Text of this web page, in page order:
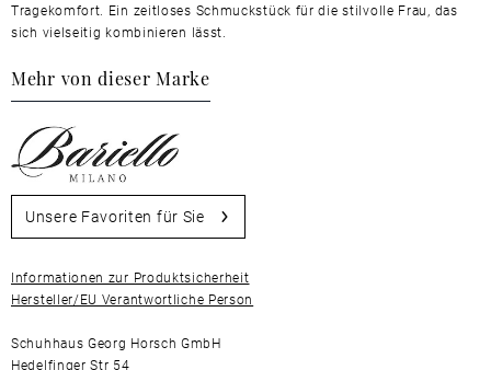
Tragekomfort. Ein zeitloses Schmuckstück für die stilvolle Frau, das
sich vielseitig kombinieren lässt.
Mehr von dieser Marke
Unsere Favoriten für Sie
Informationen zur Produktsicherheit
Hersteller/EU Verantwortliche Person
Schuhhaus Georg Horsch GmbH
Hedelfinger Str 54